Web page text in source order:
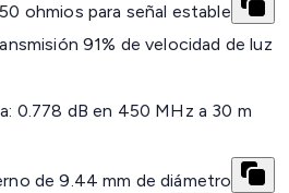
ohmios para señal estable
91% de velocidad de luz
0.778 dB en 450 MHz a 30 m
de 9.44 mm de diámetro